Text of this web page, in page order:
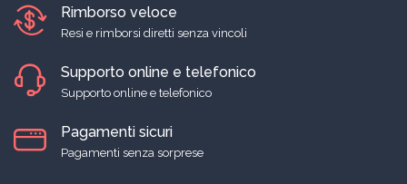
Rimborso veloce
Resi e rimborsi diretti senza vincoli
Supporto online e telefonico
Supporto online e telefonico
Pagamenti sicuri
Pagamenti senza sorprese